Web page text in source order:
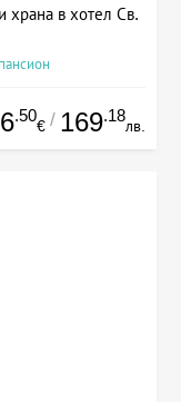
храна в хотел Св.
.50
€ / 169.18
лв.